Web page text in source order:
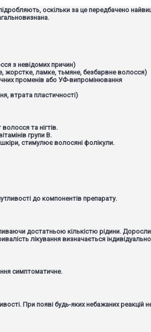
оскільки за це передбачено
з невідомих причин)
жорстке, ламке, тьмяне, безбарвне волосся)
променів або УФ-випромінювання
втрата пластичності)
та нігтів.
групи В.
стимулює волосяні фолікули.
до компонентів препарату.
достатньою кількістю рідини.
лікування визначається
симптоматичне.
При появі будь-яких небажаних